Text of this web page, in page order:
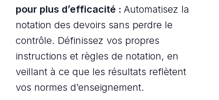
pour plus d’efficacité : Automatisez la
notation des devoirs sans perdre le
contrôle. Définissez vos propres
instructions et règles de notation, en
veillant à ce que les résultats reflètent
vos normes d’enseignement.